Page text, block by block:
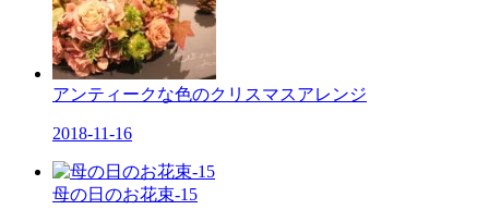
アンティークな色のクリスマスアレンジ
2018-11-16
母の日のお花束-15